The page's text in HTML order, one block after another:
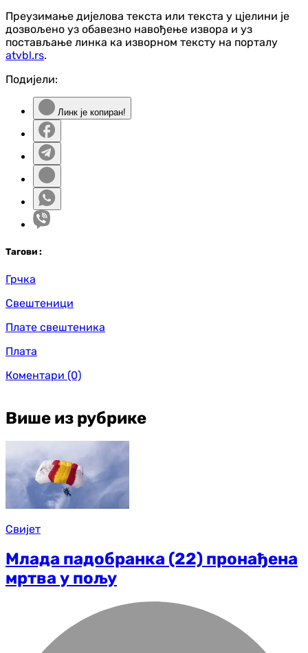
Преузимање дијелова текста или текста у цјелини је
дозвољено уз обавезно навођење извора и уз
постављање линка ка изворном тексту на порталу
atvbl.rs.
Подијели:
Линк је копиран!
Тагови :
Грчка
Свештеници
Плате свештеника
Плата
Коментари (0)
Више из рубрике
Свијет
Млада падобранка (22) пронађена
мртва у пољу